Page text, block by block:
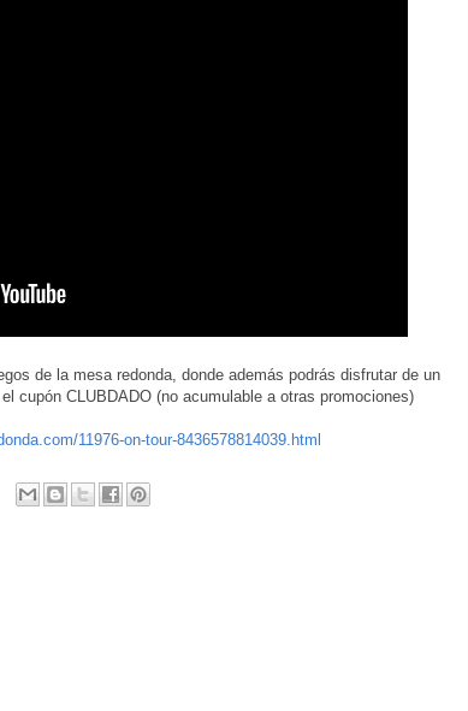
de la mesa redonda, donde además podrás disfrutar de un
cupón CLUBDADO (no acumulable a otras promociones)
11976-on-tour-8436578814039.html